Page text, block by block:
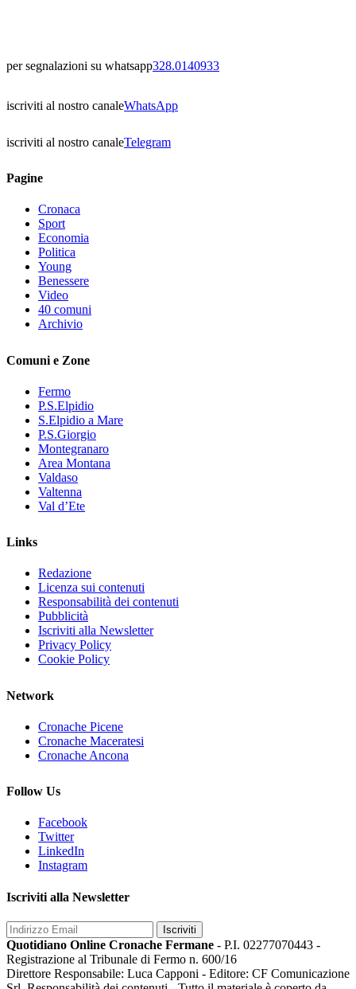
per segnalazioni su whatsapp328.0140933
iscriviti al nostro canaleWhatsApp
iscriviti al nostro canaleTelegram
Pagine
Cronaca
Sport
Economia
Politica
Young
Benessere
Video
40 comuni
Archivio
Comuni e Zone
Fermo
P.S.Elpidio
S.Elpidio a Mare
P.S.Giorgio
Montegranaro
Area Montana
Valdaso
Valtenna
Val d’Ete
Links
Redazione
Licenza sui contenuti
Responsabilità dei contenuti
Pubblicità
Iscriviti alla Newsletter
Privacy Policy
Cookie Policy
Network
Cronache Picene
Cronache Maceratesi
Cronache Ancona
Follow Us
Facebook
Twitter
LinkedIn
Instagram
Iscriviti alla Newsletter
Iscriviti
Quotidiano Online Cronache Fermane - P.I. 02277070443 -
Registrazione al Tribunale di Fermo n. 600/16
Direttore Responsabile: Luca Capponi - Editore: CF Comunicazione